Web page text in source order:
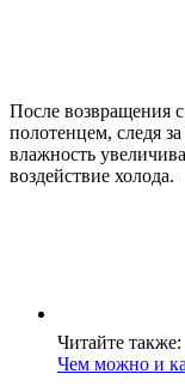
После возвращения
полотенцем, следя
влажность
воздействие холода.
Читайте также:
Чем можно и